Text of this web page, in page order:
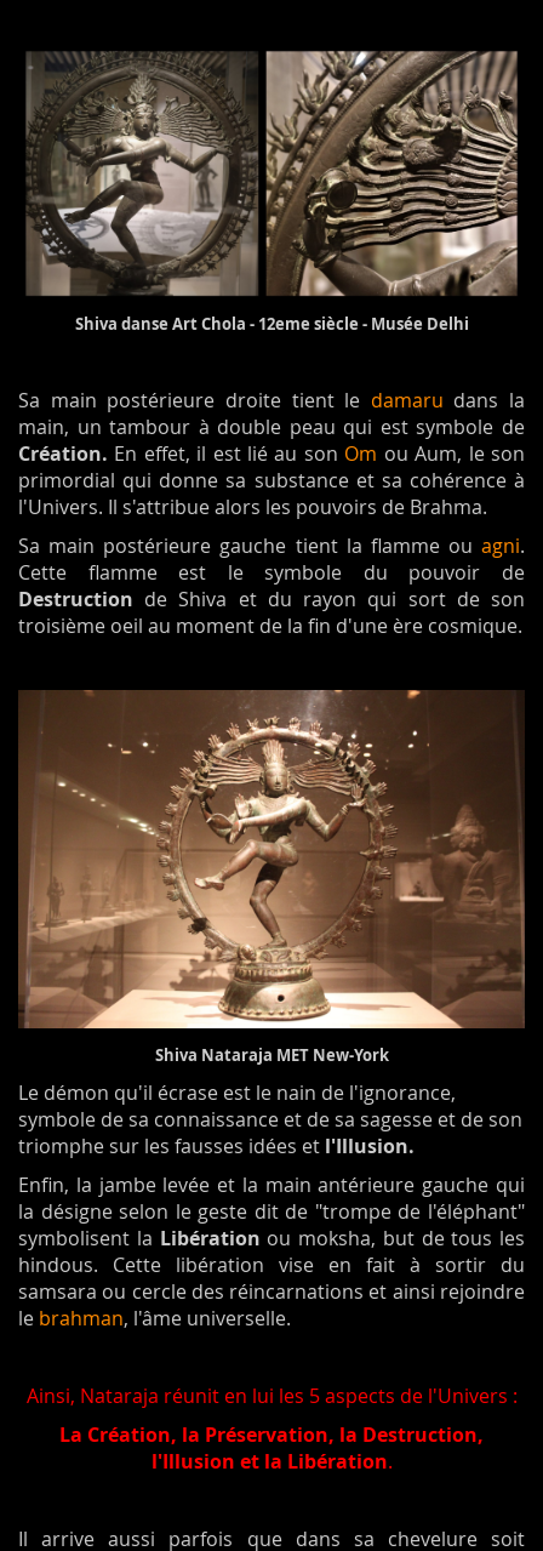
Shiva danse Art Chola - 12eme siècle - Musée Delhi
Sa main postérieure droite tient le damaru dans la
main, un tambour à double peau qui est symbole de
Création. En effet, il est lié au son Om ou Aum, le son
primordial qui donne sa substance et sa cohérence à
l'Univers. Il s'attribue alors les pouvoirs de Brahma.
Sa main postérieure gauche tient la flamme ou agni.
Cette flamme est le symbole du pouvoir de
Destruction de Shiva et du rayon qui sort de son
troisième oeil au moment de la fin d'une ère cosmique.
Shiva Nataraja MET New-York
Le démon qu'il écrase est le nain de l'ignorance,
symbole de sa connaissance et de sa sagesse et de son
triomphe sur les fausses idées et l'Illusion.
Enfin, la jambe levée et la main antérieure gauche qui
la désigne selon le geste dit de "trompe de l'éléphant"
symbolisent la Libération ou moksha, but de tous les
hindous. Cette libération vise en fait à sortir du
samsara ou cercle des réincarnations et ainsi rejoindre
le brahman, l'âme universelle.
Ainsi, Nataraja réunit en lui les 5 aspects de l'Univers :
La Création, la Préservation, la Destruction,
l'Illusion et la Libération.
Il arrive aussi parfois que dans sa chevelure soit